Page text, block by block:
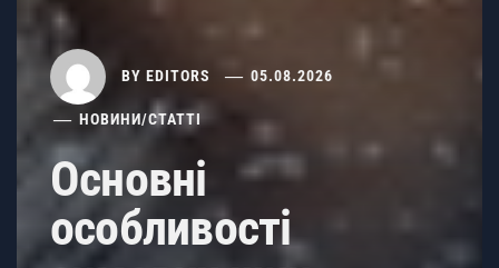
BY EDITORS 05.08.2026
НОВИНИ/СТАТТІ
Основні
особливості